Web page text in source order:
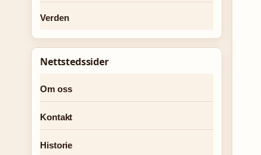
Verden
Nettstedssider
Om oss
Kontakt
Historie